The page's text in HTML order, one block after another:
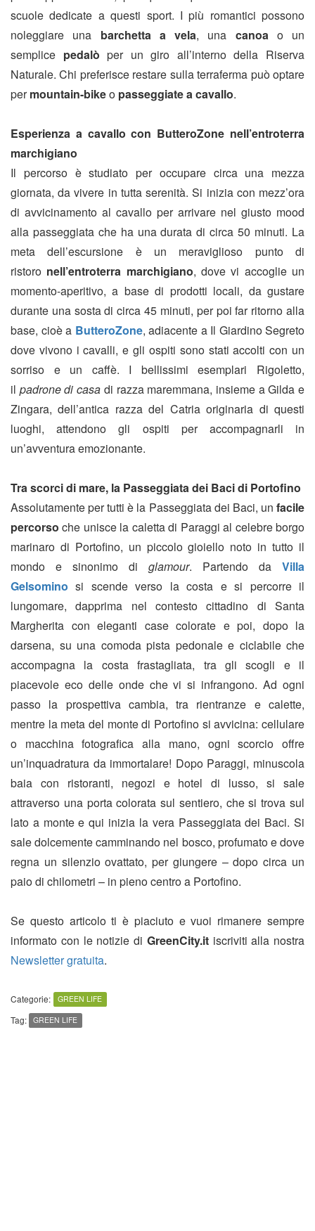
scuole dedicate a questi sport. I più romantici possono
noleggiare una
barchetta a vela, una canoa o un
semplice pedalò per un giro all’interno della Riserva
Naturale. Chi preferisce restare sulla terraferma può optare
per mountain-bikeo passeggiate a cavallo.
Esperienza a cavallo con ButteroZone nell’entroterra
marchigiano
Il percorso è studiato per occupare circa una mezza
giornata, da vivere in tutta serenità. Si inizia con mezz’ora
di avvicinamento al cavallo per arrivare nel giusto mood
alla passeggiata che ha una durata di circa 50 minuti. La
meta dell’escursione è un meraviglioso punto di
ristoro nell’entroterra marchigiano, dove vi accoglie un
momento-aperitivo, a base di prodotti locali, da gustare
durante una sosta di circa 45 minuti, per poi far ritorno alla
base, cioè a ButteroZone, adiacente a Il Giardino Segreto
dove vivono i cavalli, e gli ospiti sono stati accolti con un
sorriso e un caffè. I bellissimi esemplari Rigoletto,
il padrone di casa di razza maremmana, insieme a Gilda e
Zingara, dell’antica razza del Catria originaria di questi
luoghi, attendono gli ospiti per accompagnarli in
un’avventura emozionante.
Tra scorci di mare, la Passeggiata dei Baci di Portofino
Assolutamente per tutti è la Passeggiata dei Baci, un facile
percorso che unisce la caletta di Paraggi al celebre borgo
marinaro di Portofino, un piccolo gioiello noto in tutto il
mondo e sinonimo di
glamour. Partendo da
Villa
Gelsomino si scende verso la costa e si percorre il
lungomare, dapprima nel contesto cittadino di Santa
Margherita con eleganti case colorate e poi, dopo la
darsena, su una comoda pista pedonale e ciclabile che
accompagna la costa frastagliata, tra gli scogli e il
piacevole eco delle onde che vi si infrangono. Ad ogni
passo la prospettiva cambia, tra rientranze e calette,
mentre la meta del monte di Portofino si avvicina: cellulare
o macchina fotografica alla mano, ogni scorcio offre
un’inquadratura da immortalare! Dopo Paraggi, minuscola
baia con ristoranti, negozi e hotel di lusso, si sale
attraverso una porta colorata sul sentiero, che si trova sul
lato a monte e qui inizia la vera Passeggiata dei Baci. Si
sale dolcemente camminando nel bosco, profumato e dove
regna un silenzio ovattato, per giungere – dopo circa un
paio di chilometri – in pieno centro a Portofino.
Se questo articolo ti è piaciuto e vuoi rimanere sempre
informato con le notizie di GreenCity.itiscriviti alla nostra
Newsletter gratuita.
Categorie: GREEN LIFE
Tag: GREEN LIFE